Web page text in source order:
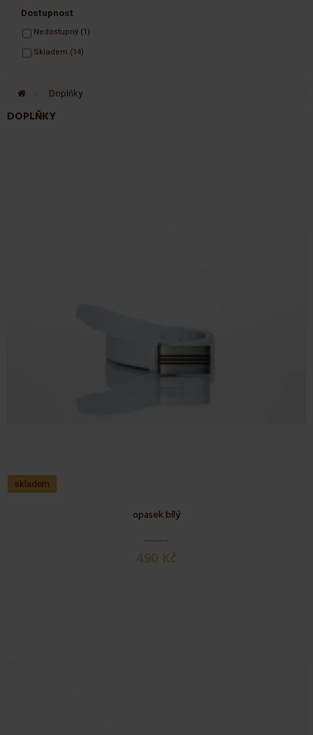
Dostupnost
Nedostupný (1)
Skladem (14)
Doplňky
DOPLŇKY
opasek bílý
490 Kč
skladem